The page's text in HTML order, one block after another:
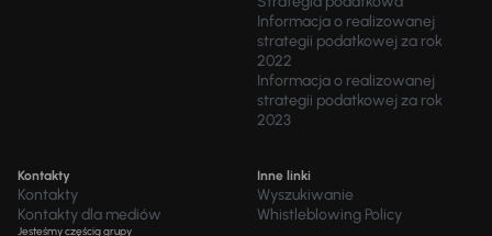
Informacja o realizowanej
strategii podatkowej za rok
2022
Informacja o realizowanej
strategii podatkowej za rok
2023
Kontakty
Kontakty
Kontakty dla mediów
Inne linki
Wyszukiwanie
Whistleblowing Policy
Jesteśmy częścią grupy